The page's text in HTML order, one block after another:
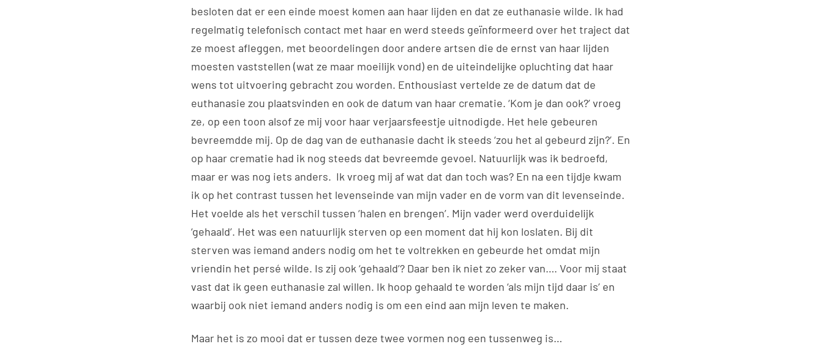
besloten dat er een einde moest komen aan haar lijden en dat ze euthanasie wilde. Ik had
regelmatig telefonisch contact met haar en werd steeds geïnformeerd over het traject dat
ze moest afleggen, met beoordelingen door andere artsen die de ernst van haar lijden
moesten vaststellen (wat ze maar moeilijk vond) en de uiteindelijke opluchting dat haar
wens tot uitvoering gebracht zou worden. Enthousiast vertelde ze de datum dat de
euthanasie zou plaatsvinden en ook de datum van haar crematie. ‘Kom je dan ook?’ vroeg
ze, op een toon alsof ze mij voor haar verjaarsfeestje uitnodigde. Het hele gebeuren
bevreemdde mij. Op de dag van de euthanasie dacht ik steeds ‘zou het al gebeurd zijn?’. En
op haar crematie had ik nog steeds dat bevreemde gevoel. Natuurlijk was ik bedroefd,
maar er was nog iets anders. Ik vroeg mij af wat dat dan toch was? En na een tijdje kwam
ik op het contrast tussen het levenseinde van mijn vader en de vorm van dit levenseinde.
Het voelde als het verschil tussen ‘halen en brengen’. Mijn vader werd overduidelijk
‘gehaald’. Het was een natuurlijk sterven op een moment dat hij kon loslaten. Bij dit
sterven was iemand anders nodig om het te voltrekken en gebeurde het omdat mijn
vriendin het persé wilde. Is zij ook ‘gehaald’? Daar ben ik niet zo zeker van…. Voor mij staat
vast dat ik geen euthanasie zal willen. Ik hoop gehaald te worden ‘als mijn tijd daar is’ en
waarbij ook niet iemand anders nodig is om een eind aan mijn leven te maken.
Maar het is zo mooi dat er tussen deze twee vormen nog een tussenweg is…